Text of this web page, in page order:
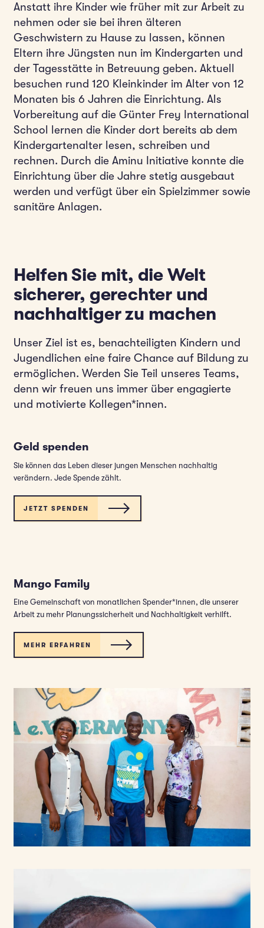
Anstatt ihre Kinder wie früher mit zur Arbeit zu
nehmen oder sie bei ihren älteren
Geschwistern zu Hause zu lassen, können
Eltern ihre Jüngsten nun im Kindergarten und
der Tagesstätte in Betreuung geben. Aktuell
besuchen rund 120 Kleinkinder im Alter von 12
Monaten bis 6 Jahren die Einrichtung. Als
Vorbereitung auf die Günter Frey International
School lernen die Kinder dort bereits ab dem
Kindergartenalter lesen, schreiben und
rechnen. Durch die Aminu Initiative konnte die
Einrichtung über die Jahre stetig ausgebaut
werden und verfügt über ein Spielzimmer sowie
sanitäre Anlagen.
Helfen Sie mit, die Welt
sicherer, gerechter und
nachhaltiger zu machen
Unser Ziel ist es, benachteiligten Kindern und
Jugendlichen eine faire Chance auf Bildung zu
ermöglichen. Werden Sie Teil unseres Teams,
denn wir freuen uns immer über engagierte
und motivierte Kollegen*innen.
Geld spenden
Sie können das Leben dieser jungen Menschen nachhaltig
verändern. Jede Spende zählt.
JETZT SPENDEN
Mango Family
Eine Gemeinschaft von monatlichen Spender*innen, die unserer
Arbeit zu mehr Planungssicherheit und Nachhaltigkeit verhilft.
MEHR ERFAHREN